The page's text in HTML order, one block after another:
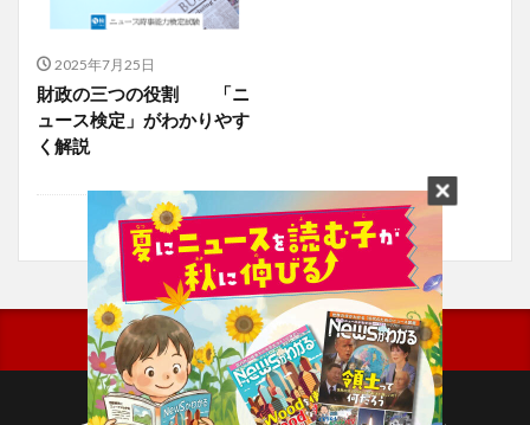
2025年7月25日
財政の三つの役割 「ニ
ュース検定」がわかりやす
く解説